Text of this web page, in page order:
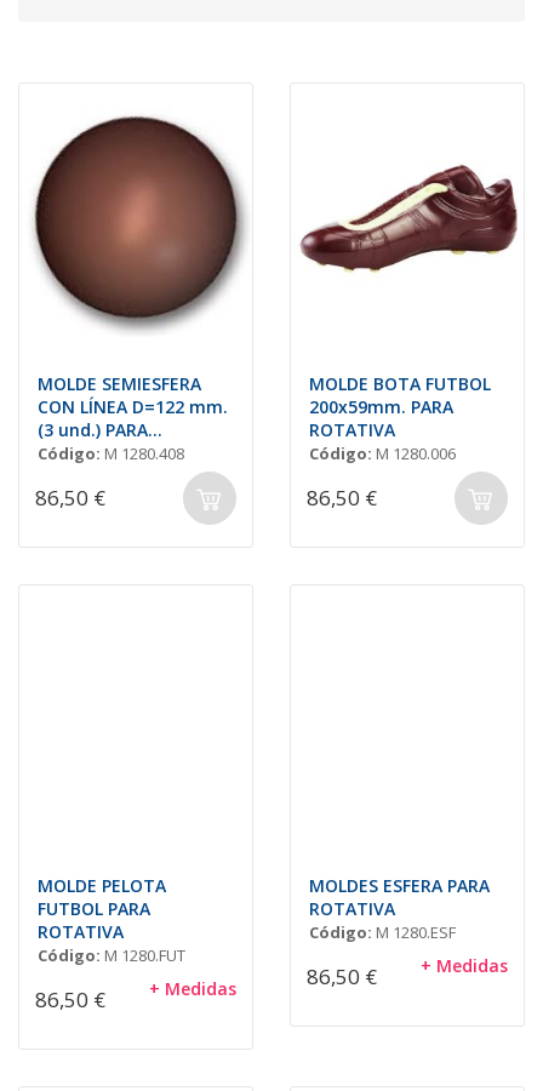
MOLDE SEMIESFERA
CON LÍNEA D=122 mm.
(3 und.) PARA
ROTATIVA
Código: M 1280.408
86,50 €
MOLDE BOTA FUTBOL
200x59mm. PARA
ROTATIVA
Código: M 1280.006
86,50 €
MOLDE PELOTA
FUTBOL PARA
ROTATIVA
Código: M 1280.FUT
86,50 € + Medidas
MOLDES ESFERA PARA
ROTATIVA
Código: M 1280.ESF
86,50 € + Medidas